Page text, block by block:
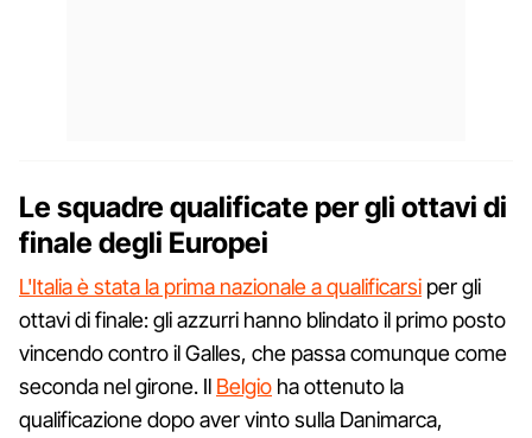
Le squadre qualificate per gli ottavi di
finale degli Europei
L'Italia è stata la prima nazionale a qualificarsi per gli
ottavi di finale: gli azzurri hanno blindato il primo posto
vincendo contro il Galles, che passa comunque come
seconda nel girone. Il Belgio ha ottenuto la
qualificazione dopo aver vinto sulla Danimarca,